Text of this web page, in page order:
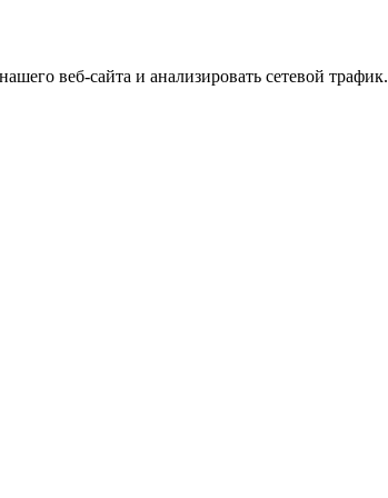
веб-сайта и анализировать сетевой трафик.